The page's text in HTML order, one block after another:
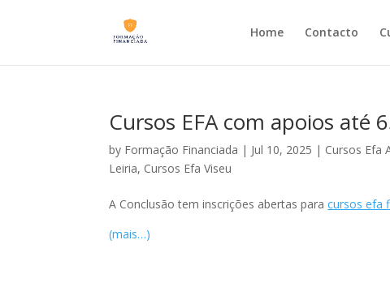
Home Contacto
Cursos EFA com apoios até
by Formação Financiada | Jul 10, 2025 | Cursos Efa
Leiria, Cursos Efa Viseu
A Conclusão tem inscrições abertas paracursos efa
(mais…)